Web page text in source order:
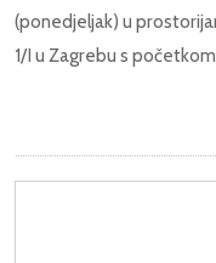
(ponedjeljak) u
1/I u Zagrebu s